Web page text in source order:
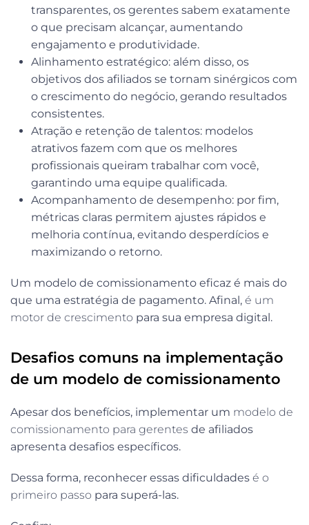
transparentes, os gerentes sabem exatamente
o que precisam alcançar, aumentando
engajamento e produtividade.
Alinhamento estratégico: além disso, os
objetivos dos afiliados se tornam sinérgicos com
o crescimento do negócio, gerando resultados
consistentes.
Atração e retenção de talentos: modelos
atrativos fazem com que os melhores
profissionais queiram trabalhar com você,
garantindo uma equipe qualificada.
Acompanhamento de desempenho: por fim,
métricas claras permitem ajustes rápidos e
melhoria contínua, evitando desperdícios e
maximizando o retorno.
Um modelo de comissionamento eficaz é mais do
que uma estratégia de pagamento. Afinal, é um
motor de crescimento para sua empresa digital.
Desafios comuns na implementação
de um modelo de comissionamento
Apesar dos benefícios, implementar um modelo de
comissionamento para gerentes de afiliados
apresenta desafios específicos.
Dessa forma, reconhecer essas dificuldades é o
primeiro passo para superá-las.